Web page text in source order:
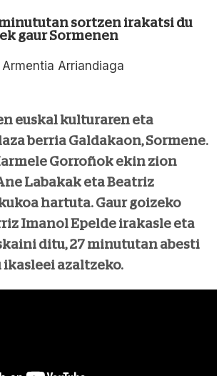
sortzen irakatsi du
gaur Sormenen
Armentia Arriandiaga
euskal kulturaren eta
berria Galdakaon, Sormene.
Gorroñok ekin zion
Labakak eta Beatriz
hartuta. Gaur goizeko
Imanol Epelde irakasle eta
ditu, 27 minututan abesti
ikasleei azaltzeko.